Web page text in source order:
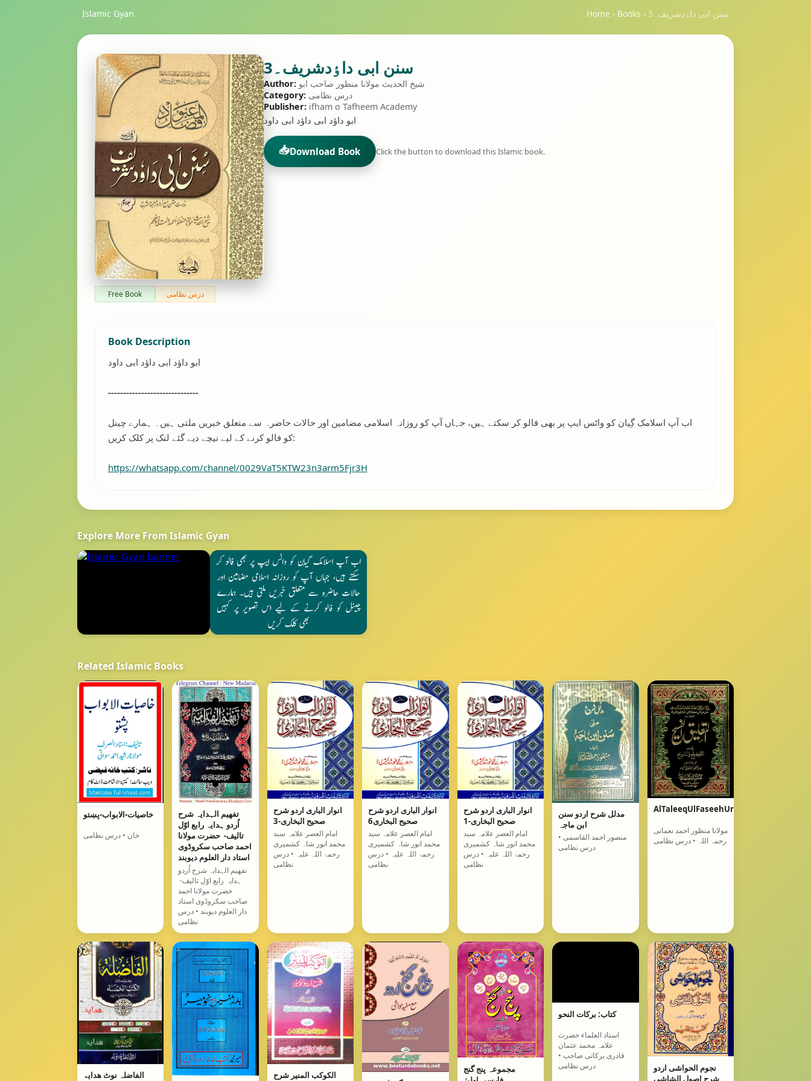
Islamic Gyan Home › Books › سنن ابی داٶدشریف۔3
Free Book درس نظامی
سنن ابی داٶدشریف۔3
Author: شیخ الحدیث مولانا منظور صاحب ابو
Category: درس نظامی
Publisher:ifham o Tafheem Academy
ابو داؤد ابی داؤد ابی داود
📥Download Book Click the button to download this Islamic book.
Book Description
ابو داؤد ابی داؤد ابی داود
------------------------------
اب آپ اسلامک گِیان کو واٹس ایپ پر بھی فالو کر سکتے ہیں، جہاں آپ کو روزانہ اسلامی مضامین اور حالات حاضرہ سے متعلق خبریں ملتی ہیں۔ ہمارے چینل
کو فالو کرنے کے لیے نیچے دیے گئے لنک پر کلک کریں:
https://whatsapp.com/channel/0029VaT5KTW23n3arm5Fjr3H
Explore More From Islamic Gyan
Related Islamic Books
خاصیات-الابواب-پښتو
خان • درس نظامی
تفھیم الہدایہ شرح
اُردو ہدایہ رابع اوّل
تالیف- حضرت مولانا
احمد صاحب سکروڈوی
استاد دار العلوم دیوبند
تفھیم الہدایہ شرح اُردو
ہدایہ رابع اوّل تالیف-
حضرت مولانا احمد
صاحب سکروڈوی استاد
دار العلوم دیوبند • درس
نظامی
انوار الباری اردو شرح
صحیح البخاری-3
امام العصر علامہ سید
محمد انور شاہ کشمیری
رحمۃ اللہ علیہ • درس
نظامی
انوار الباری اردو شرح
صحیح البخاری6
امام العصر علامہ سید
محمد انور شاہ کشمیری
رحمۃ اللہ علیہ • درس
نظامی
انوار الباری اردو شرح
صحیح البخاری-1
امام العصر علامہ سید
محمد انور شاہ کشمیری
رحمۃ اللہ علیہ • درس
نظامی
مدلل شرح اردو سنن
ابن ماجہ
منصور احمد القاسمی •
درس نظامی
مولانا منظور احمد نعمانی
رحمہ اللہ • درس نظامی
الفاضلہ نوٹ ھدایۃ
الکوکب المنیر شرح
مجموعہ پنج گنج
کتاب: برکات النحو
استاذ العلماء حضرت
علامہ محمد عثمان
قادری برکاتی صاحب •
درس نظامی
نجوم الحواشی اردو
شرح اصول الشاشی